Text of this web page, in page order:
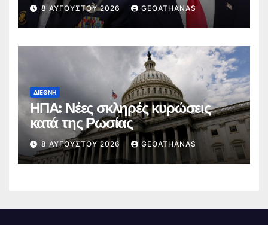
8 ΑΥΓΟΎΣΤΟΥ 2026 GEOATHANAS
ΔΙΕΘΝΉ
ΗΠΑ: Νέες σκληρές κυρώσεις
κατά της Ρωσίας
8 ΑΥΓΟΎΣΤΟΥ 2026 GEOATHANAS